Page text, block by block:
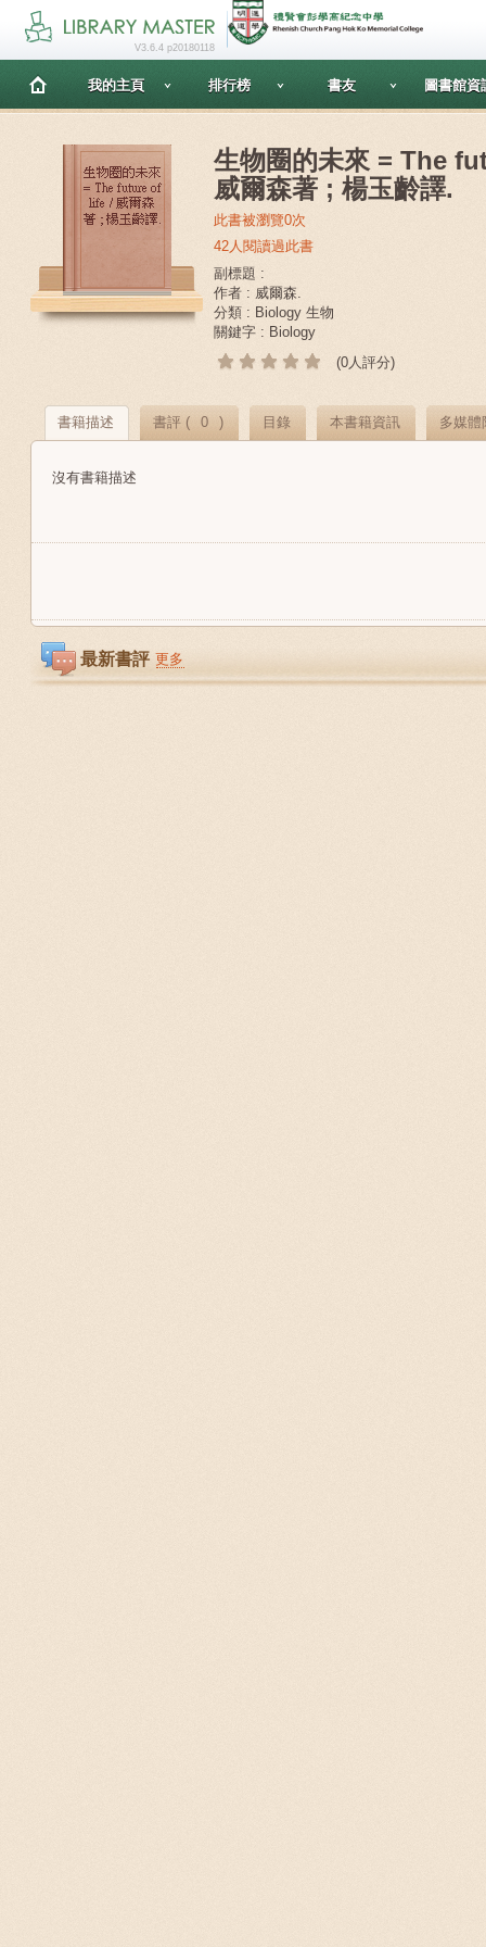
V3.6.4 p20180118
我的主頁 排行榜 書友 圖書館資
生物圈的未來 = The
威爾森著 ; 楊玉齡譯.
此書被瀏覽0次
42人閱讀過此書
副標題 :
作者 : 威爾森.
分類 : Biology 生物
關鍵字 : Biology
(0人評分)
書籍描述 書評 ( 0 ) 目錄 本書籍資訊 多媒體
沒有書籍描述
最新書評 更多